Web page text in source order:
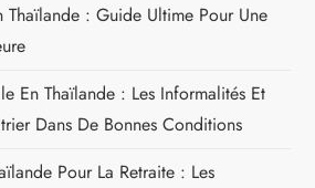
Thaïlande : Guide Ultime Pour Une
En Thaïlande : Les Informalités Et
Dans De Bonnes Conditions
Pour La Retraite : Les